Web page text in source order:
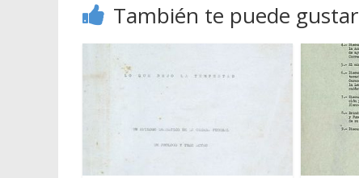
También te puede gustar